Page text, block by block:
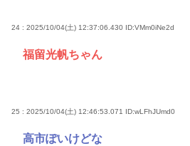
24 : 2025/10/04(土) 12:37:06.430 ID:VMm0iNe2d
福留光帆ちゃん
25 : 2025/10/04(土) 12:46:53.071 ID:wLFhJUmd0
高市ぽいけどな